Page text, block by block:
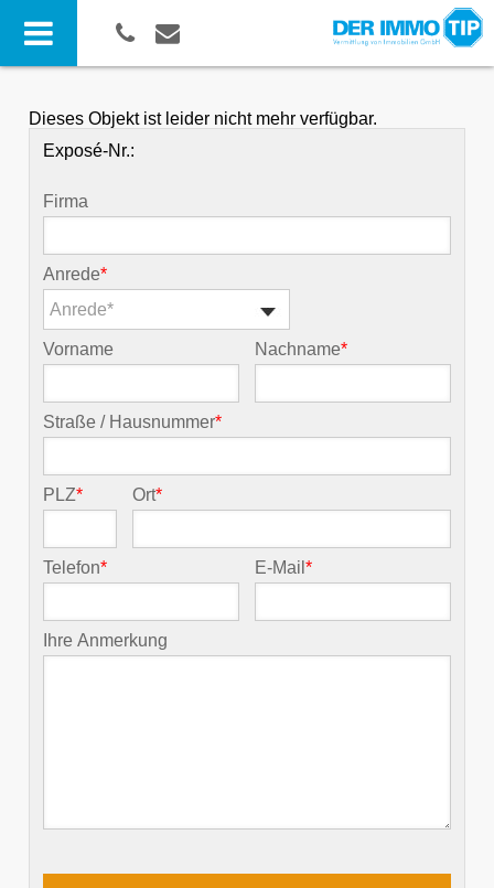
Dieses Objekt ist leider nicht mehr verfügbar.
Exposé-Nr.:
Firma
Anrede*
Anrede*
Vorname Nachname*
Straße / Hausnummer*
PLZ* Ort*
Telefon* E-Mail*
Ihre Anmerkung